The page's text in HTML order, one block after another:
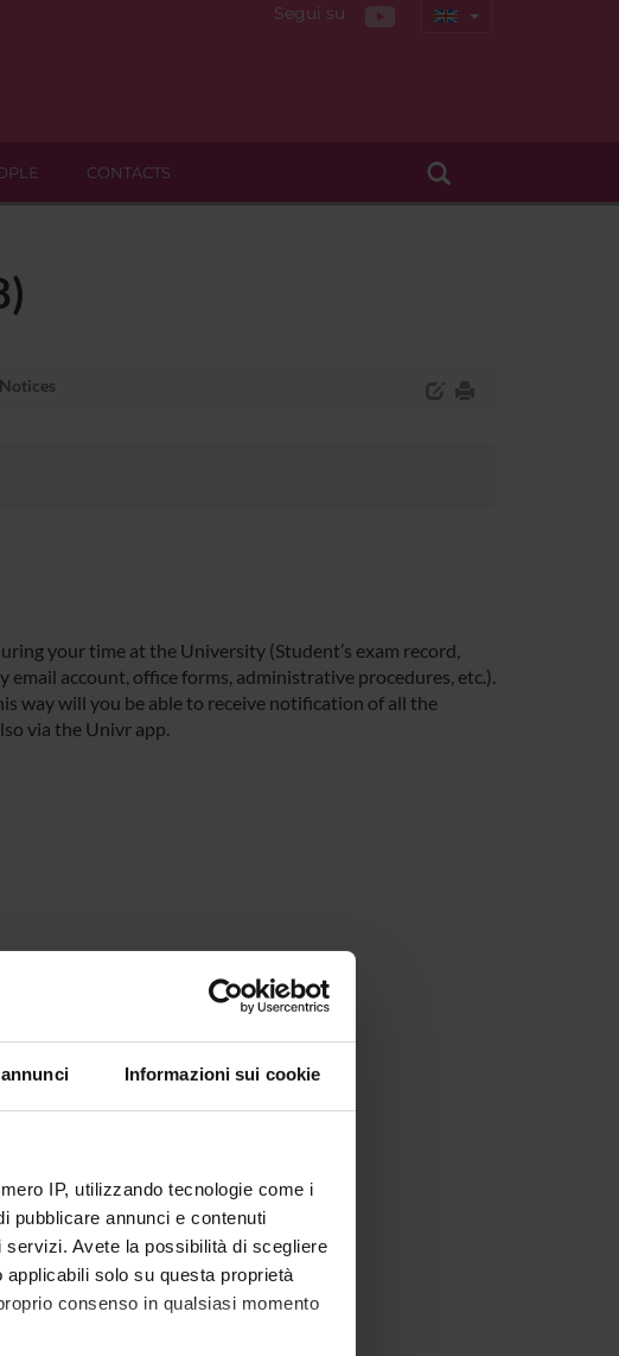
Informazioni sui cookie
IP, utilizzando tecnologie come i
pubblicare annunci e contenuti
Avete la possibilità di scegliere
solo su questa proprietà
consenso in qualsiasi momento
Segui su
CONTACTS
Notices
your time at the University (Student’s exam record,
email account, office forms, administrative procedures, etc.).
way will you be able to receive notification of all the
via the Univr app.